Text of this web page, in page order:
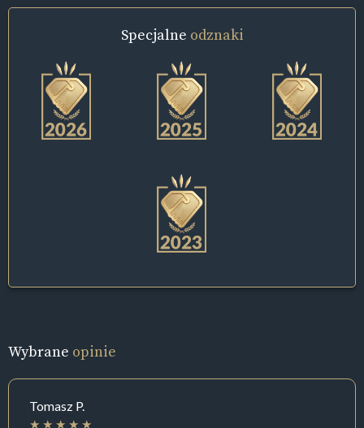
Specjalne odznaki
Wybrane opinie
Tomasz P.